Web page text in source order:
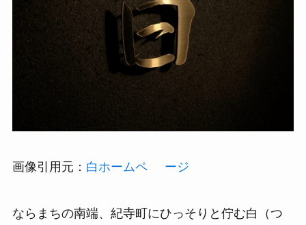
画像引用元： 白ホームペ ージ
ならまちの南端、紀寺町にひっそりと佇む白（つ